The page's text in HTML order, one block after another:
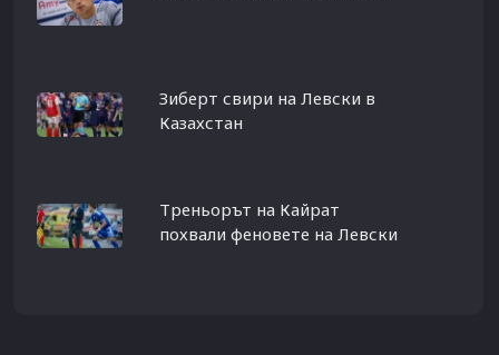
Зиберт свири на Левски в
Казахстан
Треньорът на Кайрат
похвали феновете на Левски